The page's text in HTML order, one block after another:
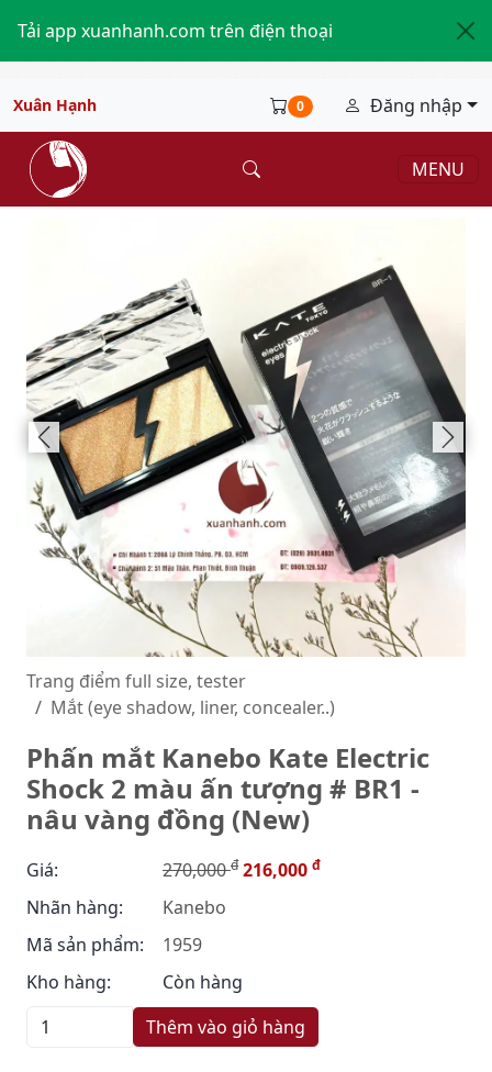
Tải app xuanhanh.com trên điện thoại
Xuân Hạnh 0 Đăng nhập
MENU
Trang điểm full size, tester
Mắt (eye shadow, liner, concealer..)
Phấn mắt Kanebo Kate Electric
Shock 2 màu ấn tượng # BR1 -
nâu vàng đồng (New)
Giá: 270,000đ 216,000 đ
Nhãn hàng:
Kanebo
Mã sản phẩm:
1959
Kho hàng:
Còn hàng
Thêm vào giỏ hàng